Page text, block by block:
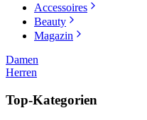
Accessoires
Beauty
Magazin
Damen
Herren
Top-Kategorien